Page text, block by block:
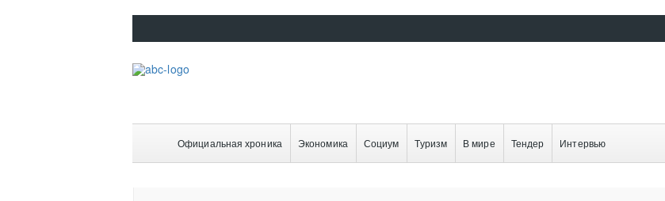
Официальная хроника Экономика Социум Туризм В мире Тендер Интервью